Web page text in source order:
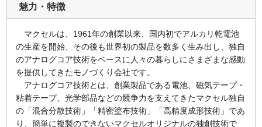
魅力・特徴
マクセルは、1961年の創業以来、国内初でアルカリ乾電池
の生産を開始、その後も世界初の製品を数多く生み出し、独自
のアナログコア技術をベースに人々の暮らしにさまざまな感動
を提供してきたモノづくり会社です。
アナログコア技術とは、創業製品である電池、磁気テープ・
粘着テープ、光学部品などの競争力を支えてきたマクセル独自
の「混合分散技術」「精密塗布技術」「高精度成形技術」であ
り、簡単に複製のできないマクセルオリジナルの独創技術で